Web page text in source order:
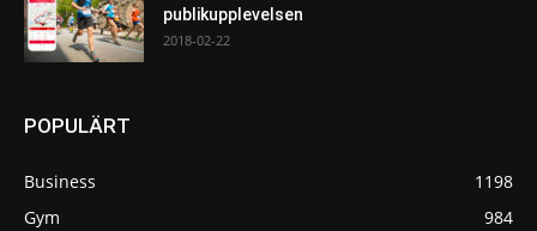
publikupplevelsen
2018-02-22
POPULÄRT
Business
1198
Gym
984